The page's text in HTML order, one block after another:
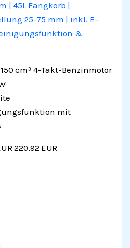
| 45L Fangkorb |
25-75 mm | inkl. E-
&
cm³ 4-Takt-Benzinmotor
mit
220,92 EUR